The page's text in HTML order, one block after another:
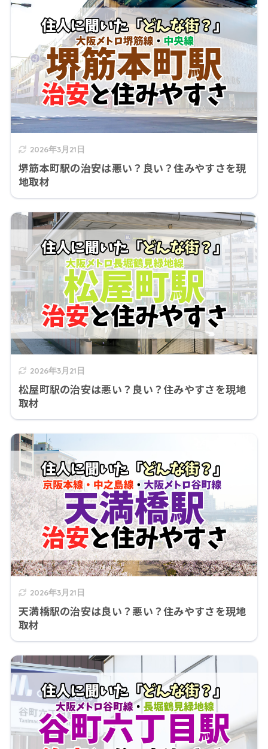
2026年3月21日
堺筋本町駅の治安は悪い？良い？住みやすさを現
地取材
2026年3月21日
松屋町駅の治安は悪い？良い？住みやすさを現地
取材
2026年3月21日
天満橋駅の治安は良い？悪い？住みやすさを現地
取材